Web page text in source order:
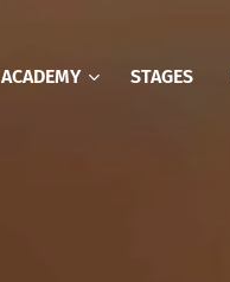
ACADEMY STAGES